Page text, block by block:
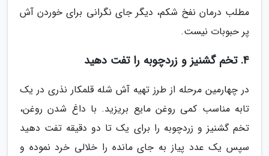
مطلب درمان نفخ شکم، دیگر جای نگرانی برای خوردن آش
پر حبوبات نیست.
4. تخم گشنیز و زردچوبه را تفت دهید
در چهارمین مرحله از طرز تهیه آش شله قلمکار نذری در یک
تابه مناسب کمی روغن مایع بریزید. با داغ شدن روغن،
تخم گشنیز و زردچوبه را برای یک تا دو دقیقه تفت دهید
سپس یک عدد پیاز به جای مانده را خلالی خرد نموده و